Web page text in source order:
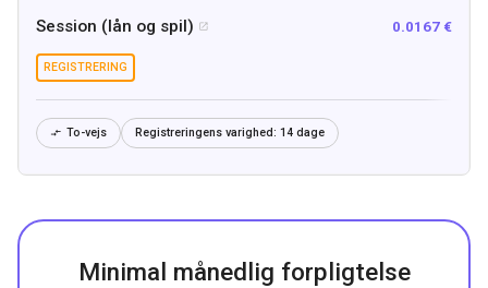
Session (lån og spil)  0.0167 €
REGISTRERING
 To-vejs Registreringens varighed: 14 dage
Minimal månedlig forpligtelse